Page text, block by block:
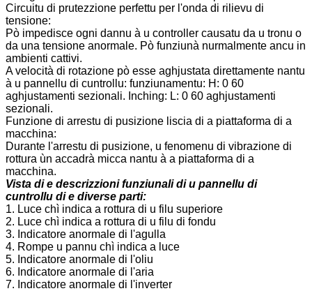
Circuitu di prutezzione perfettu per l'onda di rilievu di
tensione:
Pò impedisce ogni dannu à u controller causatu da u tronu o
da una tensione anormale. Pò funziunà nurmalmente ancu in
ambienti cattivi.
A velocità di rotazione pò esse aghjustata direttamente nantu
à u pannellu di cuntrollu: funziunamentu: H: 0 60
aghjustamenti sezionali. Inching: L: 0 60 aghjustamenti
sezionali.
Funzione di arrestu di pusizione liscia di a piattaforma di a
macchina:
Durante l'arrestu di pusizione, u fenomenu di vibrazione di
rottura ùn accadrà micca nantu à a piattaforma di a
macchina.
Vista di e descrizzioni funziunali di u pannellu di
cuntrollu di e diverse parti:
1. Luce chì indica a rottura di u filu superiore
2. Luce chì indica a rottura di u filu di fondu
3. Indicatore anormale di l'agulla
4. Rompe u pannu chì indica a luce
5. Indicatore anormale di l'oliu
6. Indicatore anormale di l'aria
7. Indicatore anormale di l'inverter